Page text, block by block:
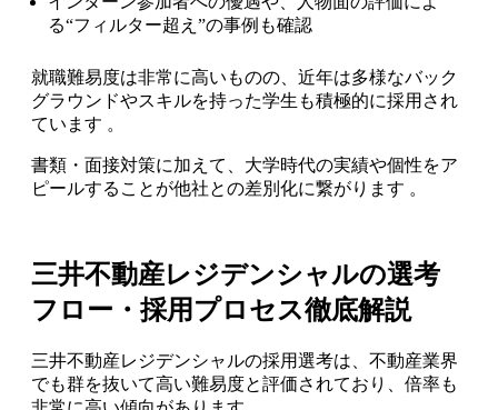
る“フィルター超え”の事例も確認
就職難易度は非常に高いものの、近年は多様なバック
グラウンドやスキルを持った学生も積極的に採用され
ています 。
書類・面接対策に加えて、大学時代の実績や個性をア
ピールすることが他社との差別化に繋がります 。
三井不動産レジデンシャルの選考
フロー・採用プロセス徹底解説
三井不動産レジデンシャルの採用選考は、不動産業界
でも群を抜いて高い難易度と評価されており、倍率も